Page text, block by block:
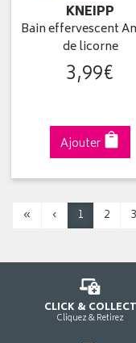
KNEIPP
Bain effervescent
de licorne
3,99€
Ajouter
« ‹ 1 2 3
CLICK & COLLECT
Cliquez & Retirez